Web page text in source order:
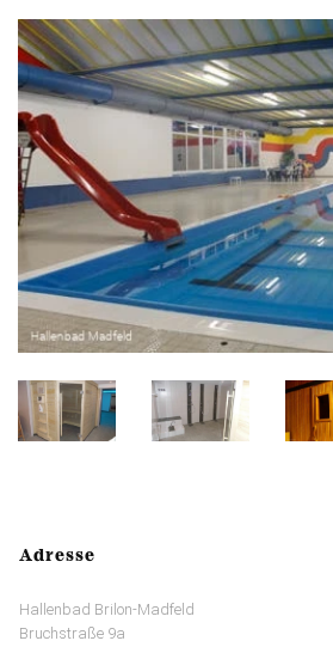
Adresse
Hallenbad Brilon-Madfeld
Bruchstraße 9a